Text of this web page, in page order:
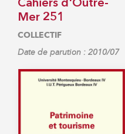
Cahiers d'Outre-
Mer 251
COLLECTIF
Date de parution : 2010/07